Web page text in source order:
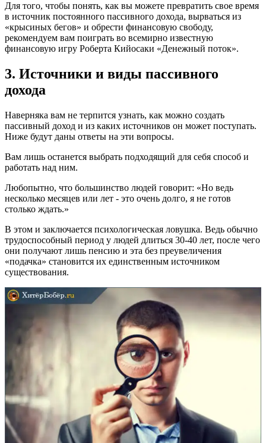
Для того, чтобы понять, как вы можете превратить свое время
в источник постоянного пассивного дохода, вырваться из
«крысиных бегов» и обрести финансовую свободу,
рекомендуем вам поиграть во всемирно известную
финансовую игру Роберта Кийосаки «Денежный поток».
3. Источники и виды пассивного
дохода
Наверняка вам не терпится узнать, как можно создать
пассивный доход и из каких источников он может поступать.
Ниже будут даны ответы на эти вопросы.
Вам лишь останется выбрать подходящий для себя способ и
работать над ним.
Любопытно, что большинство людей говорит: «Но ведь
несколько месяцев или лет - это очень долго, я не готов
столько ждать.»
В этом и заключается психологическая ловушка. Ведь обычно
трудоспособный период у людей длиться 30-40 лет, после чего
они получают лишь пенсию и эта без преувеличения
«подачка» становится их единственным источником
существования.